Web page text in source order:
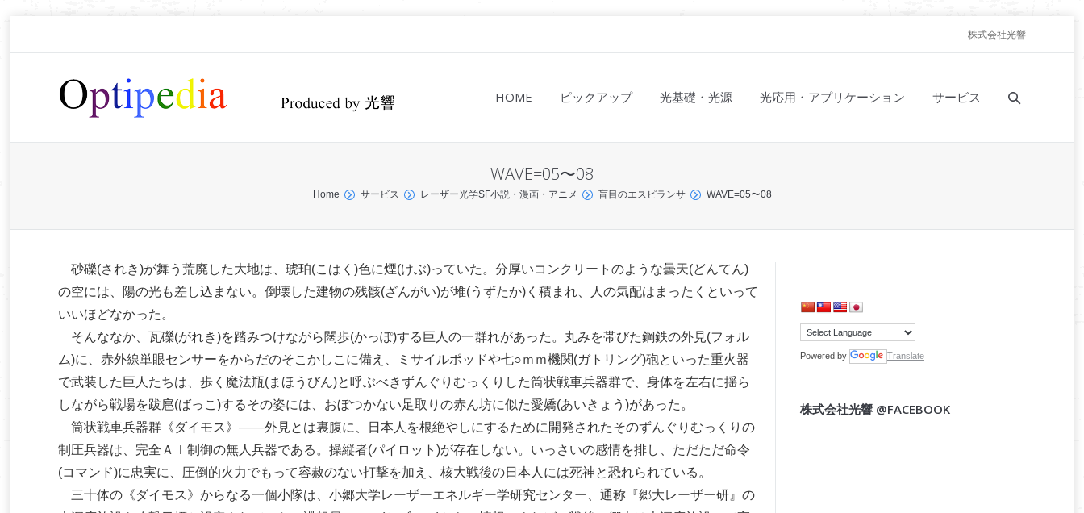
株式会社光響
HOME ピックアップ 光基礎・光源 光応用・アプリケーション サービス
WAVE=05〜08
Home サービス レーザー光学SF小説・漫画・アニメ 盲目のエスピランサ WAVE=05〜08
砂礫(されき)が舞う荒廃した大地は、琥珀(こはく)色に煙(けぶ)っていた。分厚いコンクリートのような曇天(どんてん)
の空には、陽の光も差し込まない。倒壊した建物の残骸(ざんがい)が堆(うずたか)く積まれ、人の気配はまったくといって
いいほどなかった。
そんななか、瓦礫(がれき)を踏みつけながら闊歩(かっぽ)する巨人の一群れがあった。丸みを帯びた鋼鉄の外見(フォル
ム)に、赤外線単眼センサーをからだのそこかしこに備え、ミサイルポッドや七○ｍｍ機関(ガトリング)砲といった重火器
で武装した巨人たちは、歩く魔法瓶(まほうびん)と呼ぶべきずんぐりむっくりした筒状戦車兵器群で、身体を左右に揺ら
しながら戦場を跋扈(ばっこ)するその姿には、おぼつかない足取りの赤ん坊に似た愛嬌(あいきょう)があった。
筒状戦車兵器群《ダイモス》――外見とは裏腹に、日本人を根絶やしにするために開発されたそのずんぐりむっくりの
制圧兵器は、完全ＡＩ制御の無人兵器である。操縦者(パイロット)が存在しない。いっさいの感情を排し、ただただ命令
(コマンド)に忠実に、圧倒的火力でもって容赦のない打撃を加え、核大戦後の日本人には死神と恐れられている。
三十体の《ダイモス》からなる一個小隊は、小郷大学レーザーエネルギー学研究センター、通称『郷大レーザー研』の
Powered by Translate
株式会社光響 @FACEBOOK